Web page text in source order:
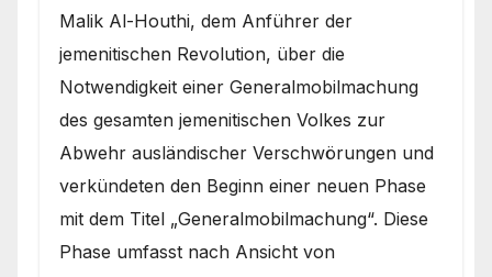
Malik Al-Houthi, dem Anführer der
jemenitischen Revolution, über die
Notwendigkeit einer Generalmobilmachung
des gesamten jemenitischen Volkes zur
Abwehr ausländischer Verschwörungen und
verkündeten den Beginn einer neuen Phase
mit dem Titel „Generalmobilmachung“. Diese
Phase umfasst nach Ansicht von